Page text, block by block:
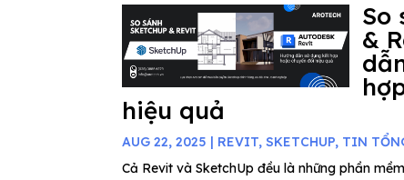
So
&
hiệu quả
AUG 22, 2025 | REVIT,SKETCHUP, TIN
Cả Revit và SketchUp đều là những phần